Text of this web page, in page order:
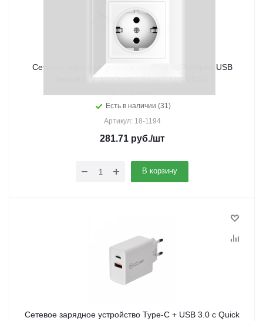
Сетевое зарядное устройство iPhone/iPod/Ipad USB
белый (5V, 1000mAh) Rexant (1/10/500)
Есть в наличии (31)
Артикул: 18-1194
281.71руб./шт
В корзину
Сетевое зарядное устройство Type-C + USB 3.0 с Quick